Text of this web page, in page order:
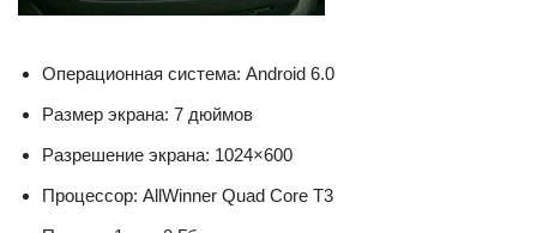
Операционная система: Android 6.0
Размер экрана: 7 дюймов
Разрешение экрана: 1024×600
Процессор: AllWinner Quad Core T3